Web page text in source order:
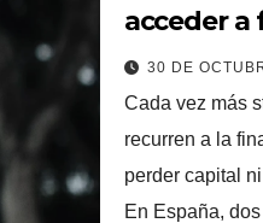
acceder a
ENISA y
30 DE
Cada vez más
recurren a la
perder capital
En España,